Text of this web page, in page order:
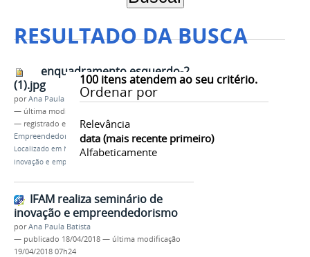
RESULTADO DA BUSCA
100itens atendem ao seu critério.
Ordenar por
Relevância
data (mais recente primeiro)
Alfabeticamente
enquadramento esquerdo-2
(1).jpg
porAna Paula Batista
— última modificação
— registrado em:
RAMI,Seminário de
Empreendedorismo e Inovação, PROEX,AYTY
Localizado em Notícias /IFAM realiza seminário de
inovação e empreendedorismo
IFAM realiza seminário de
inovação e empreendedorismo
porAna Paula Batista
— publicado 18/04/2018 — última modificação
19/04/2018 07h24